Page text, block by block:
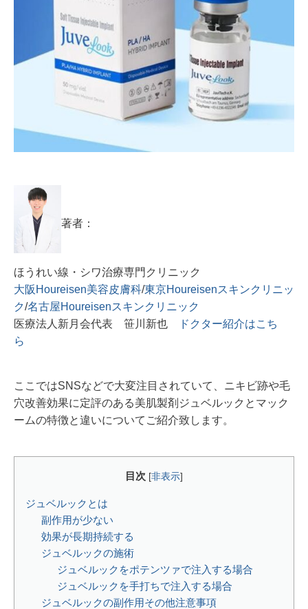
著者：
ほうれい線・シワ治療専門クリニック
大阪Houreisen美容皮膚科/東京Houreisenスキンクリニッ
ク/名古屋Houreisenスキンクリニック
医療法人新月会代表 笹川新也
ドクター紹介はこち
ら
ここではSNSなどで大変注目されていて、ニキビ跡や毛
穴改善効果に定評のある美肌製剤ジュベルックとマック
ームの特徴と違いについてご紹介致します。
目次 [非表示]
ジュベルックとは
副作用が少ない
効果が長期持続する
ジュベルックの施術
ジュベルックをポテンツァで注入する場合
ジュベルックを手打ちで注入する場合
ジュベルックの副作用その他注意事項